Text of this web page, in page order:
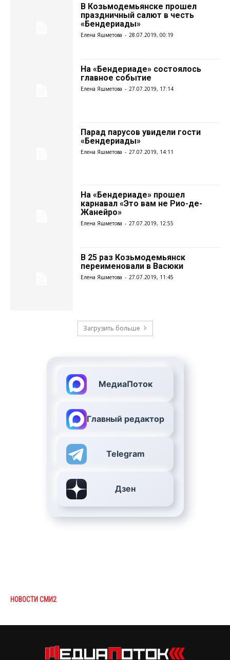
В Козьмодемьянске прошел
праздничный салют в честь
«Бендериады»
Елена Яшметова - 28.07.2019, 00:19
На «Бендериаде» состоялось
главное событие
Елена Яшметова - 27.07.2019, 17:14
Парад парусов увидели гости
«Бендериады»
Елена Яшметова - 27.07.2019, 14:11
На «Бендериаде» прошел
карнавал «Это вам не Рио-де-
Жанейро»
Елена Яшметова - 27.07.2019, 12:55
В 25 раз Козьмодемьянск
переименовали в Васюки
Елена Яшметова - 27.07.2019, 11:45
Загрузить больше
МедиаПоток
Главный редактор
Telegram
Дзен
НОВОСТИ СМИ2